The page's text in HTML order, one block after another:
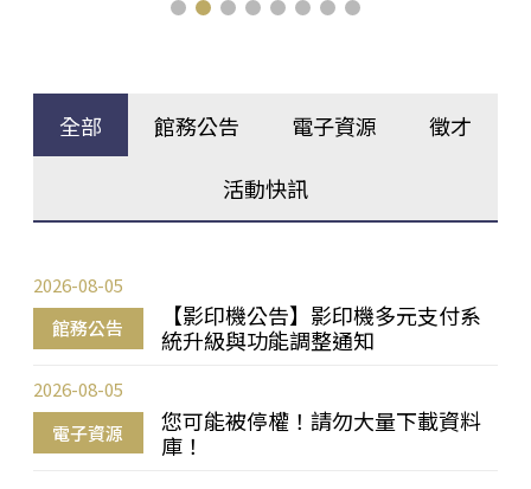
全部 館務公告 電子資源 徵才
活動快訊
館務公告
【影印機公告】影印機多元支付系
統升級與功能調整通知
2026-08-05
電子資源
您可能被停權！請勿大量下載資料
庫！
2026-08-05